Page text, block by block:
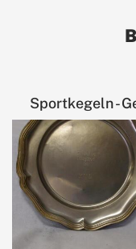
Sportkegeln -